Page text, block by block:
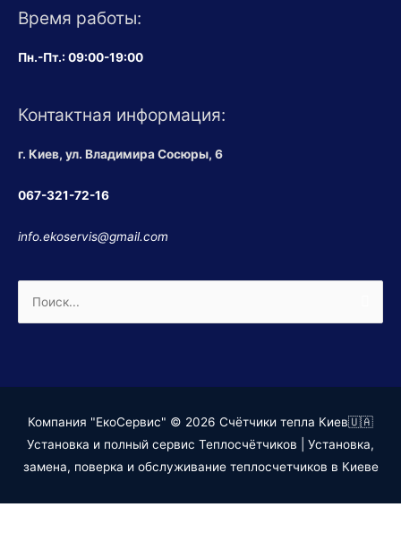
Время работы:
Пн.-Пт.: 09:00-19:00
Контактная информация:
г. Киев, ул. Владимира Сосюры, 6
067-321-72-16
info.ekoservis@gmail.com
Поиск:
Компания "ЕкоСервис" © 2026 Счётчики тепла Киев🇺🇦
Установка и полный сервис Теплосчётчиков | Установка,
замена, поверка и обслуживание теплосчетчиков в Киеве